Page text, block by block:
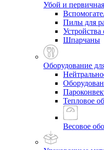
Убой и
Пилы для
Шпарчаны
Оборудование
Тепловое
Весовое